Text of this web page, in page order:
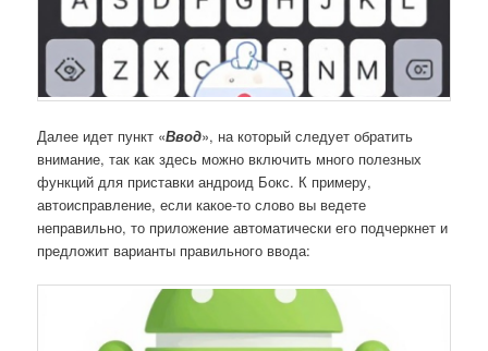
Далее идет пункт «Ввод», на который следует обратить
внимание, так как здесь можно включить много полезных
функций для приставки андроид Бокс. К примеру,
автоисправление, если какое-то слово вы ведете
неправильно, то приложение автоматически его подчеркнет и
предложит варианты правильного ввода: